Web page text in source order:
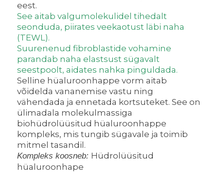
eest.
See aitab valgumolekulidel tihedalt
seonduda, piirates veekaotust läbi naha
(TEWL).
Suurenenud fibroblastide vohamine
parandab naha elastsust sügavalt
seestpoolt, aidates nahka pinguldada.
Selline hüaluroonhappe vorm aitab
võidelda vananemise vastu ning
vähendada ja ennetada kortsuteket. See on
ülimadala molekulmassiga
biohüdrolüüsitud hüaluroonhappe
kompleks, mis tungib sügavale ja toimib
mitmel tasandil.
Kompleks koosneb: Hüdrolüüsitud
hüaluroonhape